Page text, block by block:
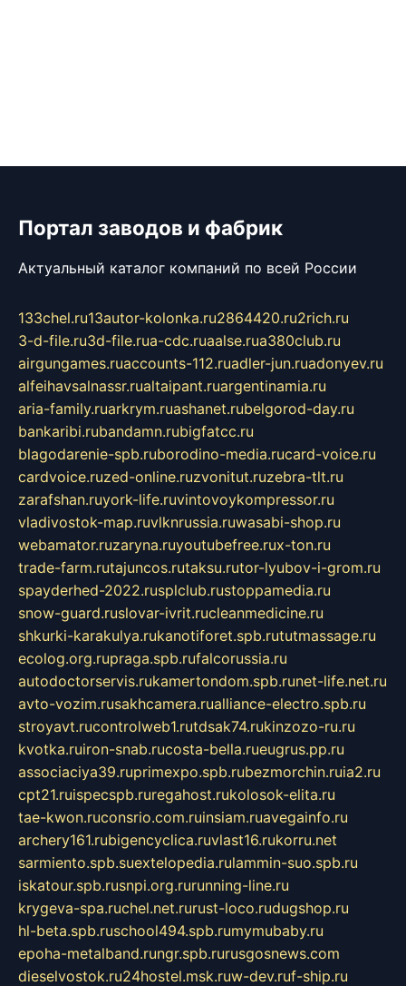
Портал заводов и фабрик
Актуальный каталог компаний по всей России
133chel.ru13autor-kolonka.ru2864420.ru2rich.ru
3-d-file.ru3d-file.rua-cdc.ruaalse.rua380club.ru
airgungames.ruaccounts-112.ruadler-jun.ruadonyev.ru
alfeihavsalnassr.rualtaipant.ruargentinamia.ru
aria-family.ruarkrym.ruashanet.rubelgorod-day.ru
bankaribi.rubandamn.rubigfatcc.ru
blagodarenie-spb.ruborodino-media.rucard-voice.ru
cardvoice.ruzed-online.ruzvonitut.ruzebra-tlt.ru
zarafshan.ruyork-life.ruvintovoykompressor.ru
vladivostok-map.ruvlknrussia.ruwasabi-shop.ru
webamator.ruzaryna.ruyoutubefree.rux-ton.ru
trade-farm.rutajuncos.rutaksu.rutor-lyubov-i-grom.ru
spayderhed-2022.rusplclub.rustoppamedia.ru
snow-guard.ruslovar-ivrit.rucleanmedicine.ru
shkurki-karakulya.rukanotiforet.spb.rututmassage.ru
ecolog.org.rupraga.spb.rufalcorussia.ru
autodoctorservis.rukamertondom.spb.runet-life.net.ru
avto-vozim.rusakhcamera.rualliance-electro.spb.ru
stroyavt.rucontrolweb1.rutdsak74.rukinzozo-ru.ru
kvotka.ruiron-snab.rucosta-bella.rueugrus.pp.ru
associaciya39.ruprimexpo.spb.rubezmorchin.ruia2.ru
cpt21.ruispecspb.ruregahost.rukolosok-elita.ru
tae-kwon.ruconsrio.com.ruinsiam.ruavegainfo.ru
archery161.rubigencyclica.ruvlast16.rukorru.net
sarmiento.spb.suextelopedia.rulammin-suo.spb.ru
iskatour.spb.rusnpi.org.rurunning-line.ru
krygeva-spa.ruchel.net.rurust-loco.rudugshop.ru
hl-beta.spb.ruschool494.spb.rumymubaby.ru
epoha-metalband.rungr.spb.rurusgosnews.com
dieselvostok.ru24hostel.msk.ruw-dev.ruf-ship.ru